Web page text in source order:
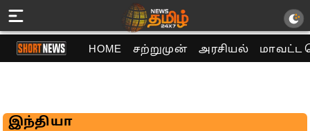
HOME சற்றுமுன் அரசியல் மாவட்ட
இந்தியா